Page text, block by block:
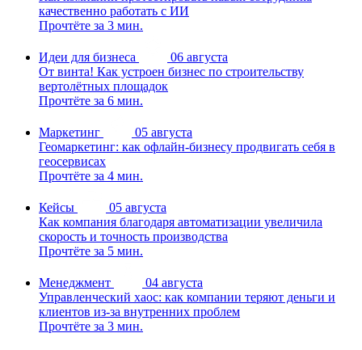
качественно работать с ИИ
Прочтёте за 3 мин.
Идеи для бизнеса
06 августа
От винта! Как устроен бизнес по строительству
вертолётных площадок
Прочтёте за 6 мин.
Маркетинг
05 августа
Геомаркетинг: как офлайн-бизнесу продвигать себя в
геосервисах
Прочтёте за 4 мин.
Кейсы
05 августа
Как компания благодаря автоматизации увеличила
скорость и точность производства
Прочтёте за 5 мин.
Менеджмент
04 августа
Управленческий хаос: как компании теряют деньги и
клиентов из-за внутренних проблем
Прочтёте за 3 мин.